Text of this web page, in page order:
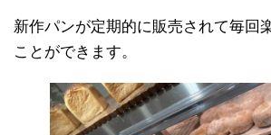
新作パンが定期的に販売されて毎回
ことができます。